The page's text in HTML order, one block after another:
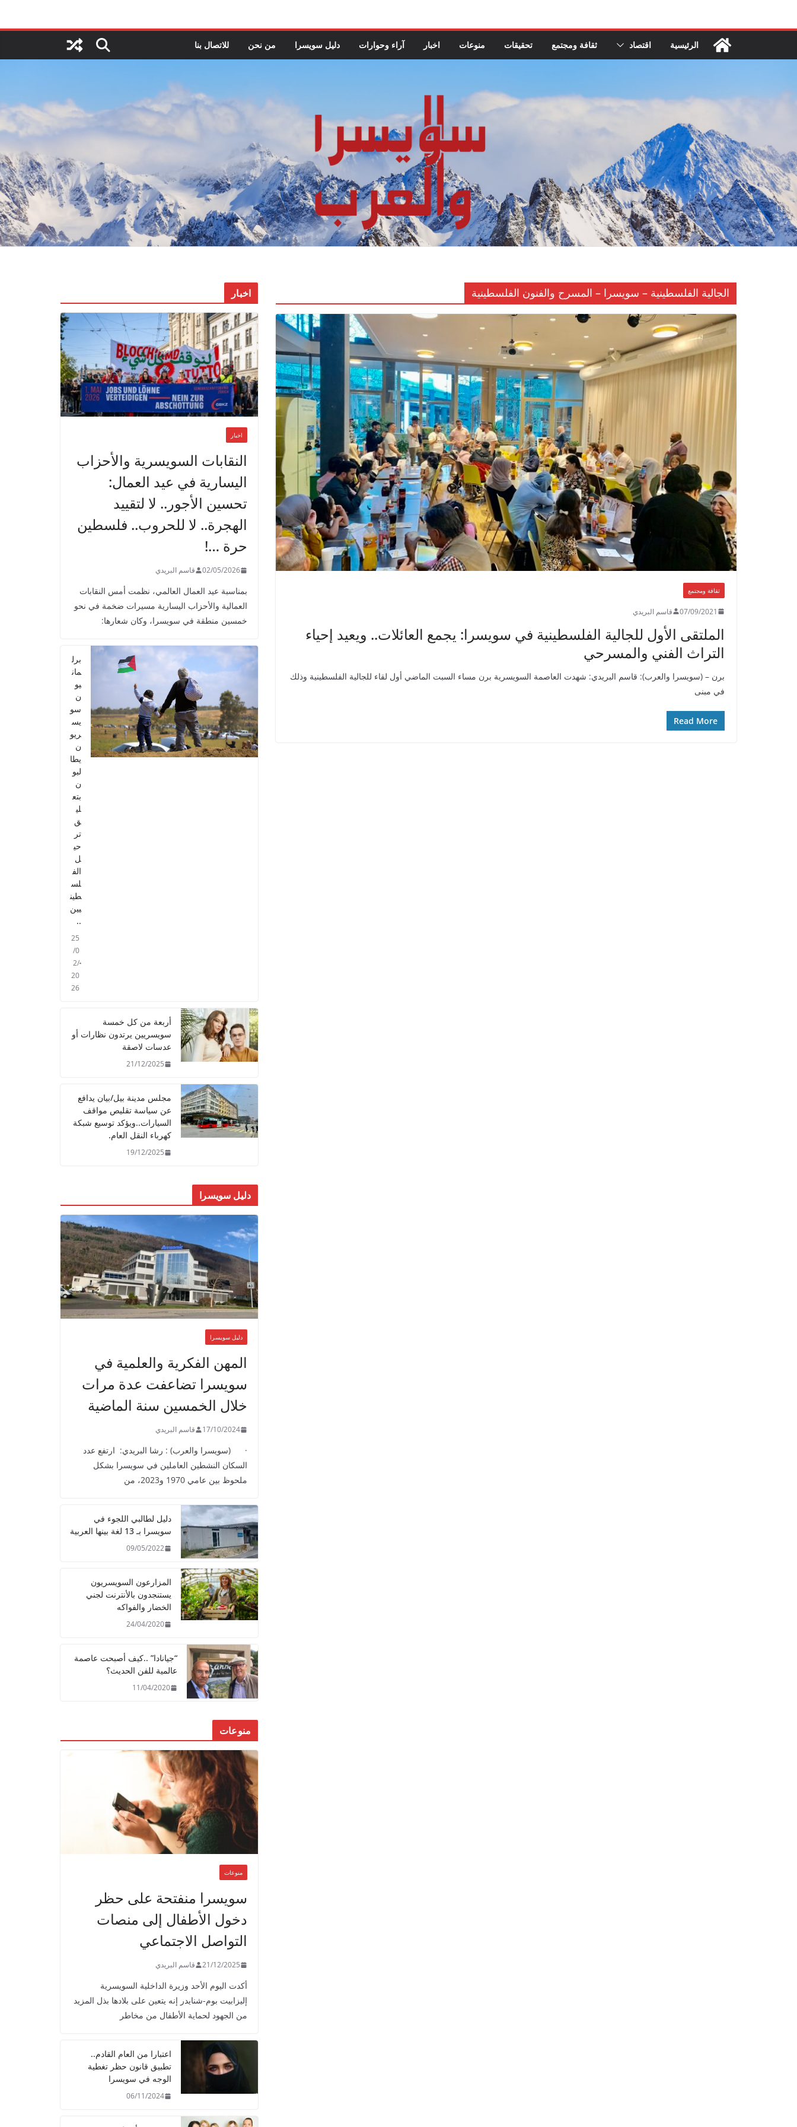
الرئيسية اقتصاد ثقافة ومجتمع تحقيقات منوعات اخبار آراء وحوارات دليل سويسرا من نحن للاتصال بنا
الجالية الفلسطينية – سويسرا – المسرح والفنون الفلسطينية
ثقافة ومجتمع
07/09/2021 قاسم البريدي
الملتقى الأول للجالية الفلسطينية في سويسرا: يجمع العائلات.. ويعيد إحياء
التراث الفني والمسرحي
برن – (سويسرا والعرب): قاسم البريدي: شهدت العاصمة السويسرية برن مساء السبت الماضي أول لقاء للجالية الفلسطينية وذلك
في مبنى
Read More
اخبار
اخبار
النقابات السويسرية والأحزاب
اليسارية في عيد العمال:
تحسين الأجور.. لا لتقييد
الهجرة.. لا للحروب.. فلسطين
حرة …!
02/05/2026 قاسم البريدي
بمناسبة عيد العمال العالمي، نظمت أمس النقابات
العمالية والأحزاب اليسارية مسيرات ضخمة في نحو
خمسين منطقة في سويسرا، وكان شعارها:
برل
مان
يو
ن
سو
يس
ريو
ن
يطا
لبو
ن
بتع
لي
ق
تر
حي
ل
الف
لس
طين
يين
..
25
/0
2/
20
26
أربعة من كل خمسة
سويسريين يرتدون نظارات أو
عدسات لاصقة
21/12/2025
مجلس مدينة بيل/بيان يدافع
عن سياسة تقليص مواقف
السيارات..ويؤكد توسيع شبكة
كهرباء النقل العام.
19/12/2025
دليل سويسرا
دليل سويسرا
المهن الفكرية والعلمية في
سويسرا تضاعفت عدة مرات
خلال الخمسين سنة الماضية
17/10/2024 قاسم البريدي
· (سويسرا والعرب) : رشا البريدي: ارتفع عدد
السكان النشطين العاملين في سويسرا بشكل
ملحوظ بين عامي 1970 و2023، من
دليل لطالبي اللجوء في
سويسرا بـ 13 لغة بينها العربية
09/05/2022
المزارعون السويسريون
يستنجدون بالأنترنت لجني
الخضار والفواكه
24/04/2020
“جيانادا” ..كيف أصبحت عاصمة
عالمية للفن الحديث؟
11/04/2020
منوعات
منوعات
سويسرا منفتحة على حظر
دخول الأطفال إلى منصات
التواصل الاجتماعي
21/12/2025 قاسم البريدي
أكدت اليوم الأحد وزيرة الداخلية السويسرية
إليزابيت بوم-شنايدر إنه يتعين على بلادها بذل المزيد
من الجهود لحماية الأطفال من مخاطر
اعتبارا من العام القادم..
تطبيق قانون حظر تغطية
الوجه في سويسرا
06/11/2024